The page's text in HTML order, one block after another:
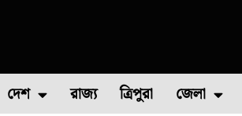
দেশ রাজ্য ত্রিপুরা জেলা